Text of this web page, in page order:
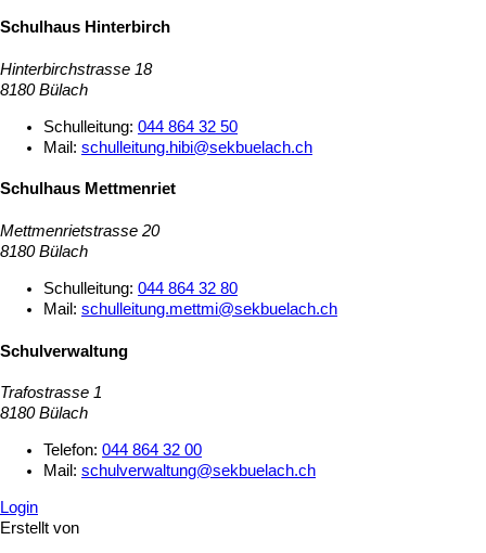
Schulhaus Hinterbirch
Hinterbirchstrasse 18
8180 Bülach
Schulleitung: 044 864 32 50
Mail: schulleitung.hibi@sekbuelach.ch
Schulhaus Mettmenriet
Mettmenrietstrasse 20
8180 Bülach
Schulleitung: 044 864 32 80
Mail: schulleitung.mettmi@sekbuelach.ch
Schulverwaltung
Trafostrasse 1
8180 Bülach
Telefon: 044 864 32 00
Mail: schulverwaltung@sekbuelach.ch
Login
Erstellt von